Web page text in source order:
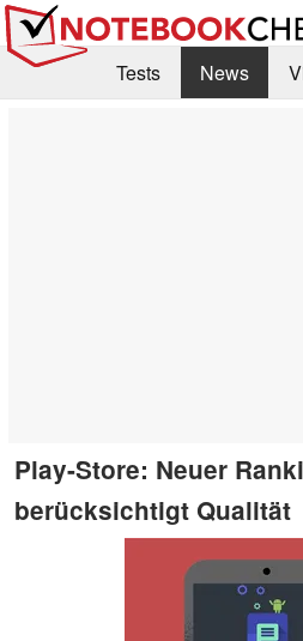
Tests News
Play-Store: Neuer
berücksichtigt Qualität